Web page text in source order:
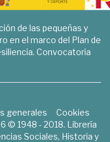
de las pequeñas y
en el marco del Plan de
Convocatoria
generales
Cookies
© 1948 - 2018. Librería
Sociales, Historia y